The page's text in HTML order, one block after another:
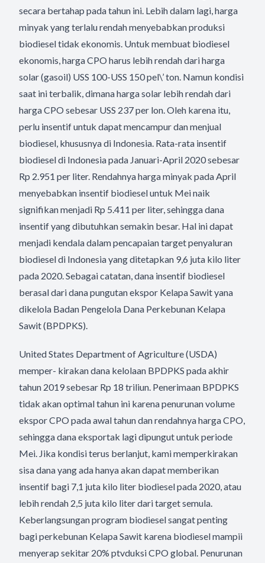
secara bertahap pada tahun ini. Lebih dalam lagi, harga
minyak yang terlalu rendah menyebabkan produksi
biodiesel tidak ekonomis. Untuk membuat biodiesel
ekonomis, harga CPO harus lebih rendah dari harga
solar (gasoil) USS 100-USS 150 pel\’ ton. Namun kondisi
saat ini terbalik, dimana harga solar lebih rendah dari
harga CPO sebesar USS 237 per lon. Oleh karena itu,
perlu insentif untuk dapat mencampur dan menjual
biodiesel, khususnya di Indonesia. Rata-rata insentif
biodiesel di Indonesia pada Januari-April 2020 sebesar
Rp 2.951 per liter. Rendahnya harga minyak pada April
menyebabkan insentif biodiesel untuk Mei naik
signifikan menjadi Rp 5.411 per liter, sehingga dana
insentif yang dibutuhkan semakin besar. Hal ini dapat
menjadi kendala dalam pencapaian target penyaluran
biodiesel di Indonesia yang ditetapkan 9,6 juta kilo liter
pada 2020. Sebagai catatan, dana insentif biodiesel
berasal dari dana pungutan ekspor Kelapa Sawit yana
dikelola Badan Pengelola Dana Perkebunan Kelapa
Sawit (BPDPKS).
United States Department of Agriculture (USDA)
memper- kirakan dana kelolaan BPDPKS pada akhir
tahun 2019 sebesar Rp 18 triliun. Penerimaan BPDPKS
tidak akan optimal tahun ini karena penurunan volume
ekspor CPO pada awal tahun dan rendahnya harga CPO,
sehingga dana eksportak lagi dipungut untuk periode
Mei. Jika kondisi terus berlanjut, kami memperkirakan
sisa dana yang ada hanya akan dapat memberikan
insentif bagi 7,1 juta kilo liter biodiesel pada 2020, atau
lebih rendah 2,5 juta kilo liter dari target semula.
Keberlangsungan program biodiesel sangat penting
bagi perkebunan Kelapa Sawit karena biodiesel mampii
menyerap sekitar 20% ptvduksi CPO global. Penurunan